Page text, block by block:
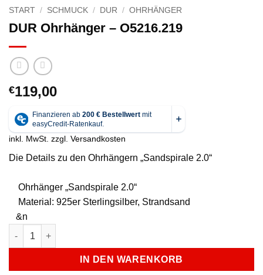
START / SCHMUCK / DUR / OHRHÄNGER
DUR Ohrhänger – O5216.219
€119,00
inkl. MwSt. zzgl. Versandkosten
Die Details zu den Ohrhängern „Sandspirale 2.0“
Ohrhänger „Sandspirale 2.0“
Material: 925er Sterlingsilber, Strandsand
&n
DUR Ohrhänger - O5216.219 Menge
IN DEN WARENKORB